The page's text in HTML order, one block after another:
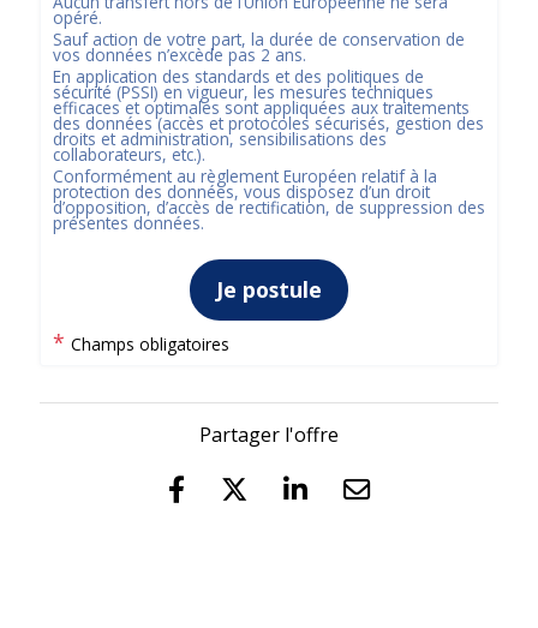
opéré.
Sauf action de votre part, la durée de conservation de
vos données n’excède pas 2 ans.
En application des standards et des politiques de
sécurité (PSSI) en vigueur, les mesures techniques
efficaces et optimales sont appliquées aux traitements
des données (accès et protocoles sécurisés, gestion des
droits et administration, sensibilisations des
collaborateurs, etc.).
Conformément au règlement Européen relatif à la
protection des données, vous disposez d’un droit
d’opposition, d’accès de rectification, de suppression des
présentes données.
Je postule
* Champs obligatoires
Partager l'offre